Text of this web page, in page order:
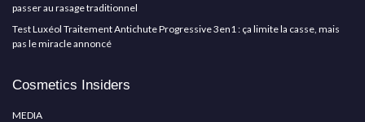
passer au rasage traditionnel
Test Luxéol Traitement Antichute Progressive 3en1 : ça limite la casse, mais
pas le miracle annoncé
Cosmetics Insiders
MEDIA